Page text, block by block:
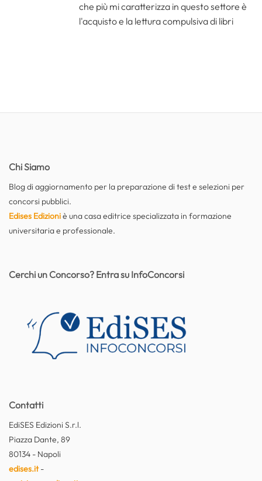
che più mi caratterizza in questo settore è
l'acquisto e la lettura compulsiva di libri
Chi Siamo
Blog di aggiornamento per la preparazione di test e selezioni per
concorsi pubblici.
Edises Edizioniè una casa editrice specializzata in formazione
universitaria e professionale.
Contatti
EdiSES Edizioni S.r.l.
Piazza Dante, 89
80134 - Napoli
edises.it-
Cerchi un Concorso? Entra su InfoConcorsi